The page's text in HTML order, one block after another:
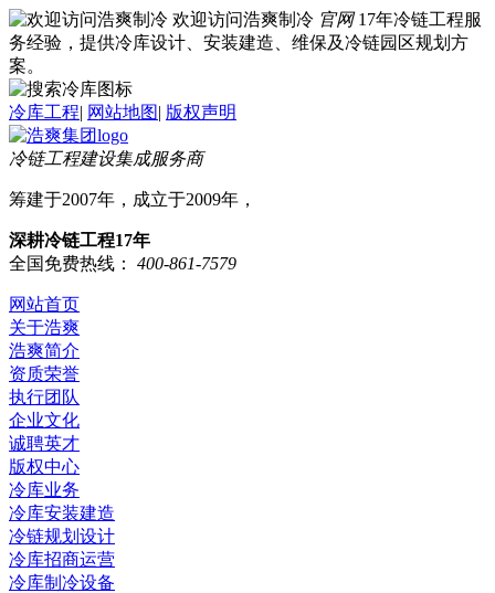
欢迎访问浩爽制冷 官网 17年冷链工程服
务经验，提供冷库设计、安装建造、维保及冷链园区规划方
案。
冷库工程| 网站地图| 版权声明
冷链工程建设集成服务商
筹建于2007年，成立于2009年，
深耕冷链工程17年
全国免费热线：
400-861-7579
网站首页
关于浩爽
浩爽简介
资质荣誉
执行团队
企业文化
诚聘英才
版权中心
冷库业务
冷库安装建造
冷链规划设计
冷库招商运营
冷库制冷设备